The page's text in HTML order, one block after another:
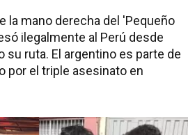
la mano derecha del 'Pequeño
ilegalmente al Perú desde
su ruta. El argentino es parte de
por el triple asesinato en